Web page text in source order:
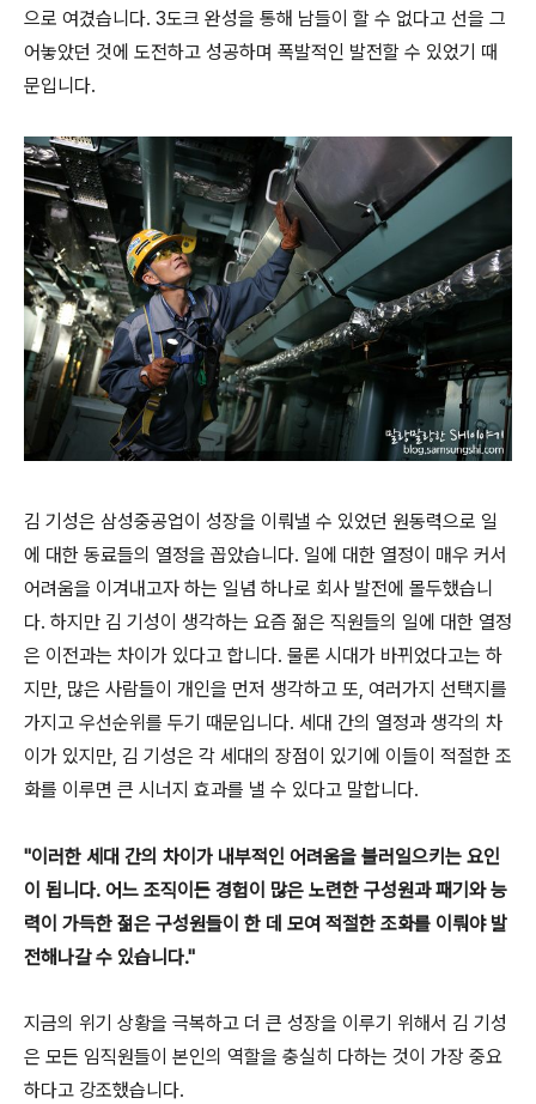
으로 여겼습니다. 3도크 완성을 통해 남들이 할 수 없다고 선을 그
어놓았던 것에 도전하고 성공하며 폭발적인 발전할 수 있었기 때
문입니다.
김 기성은 삼성중공업이 성장을 이뤄낼 수 있었던 원동력으로 일
에 대한 동료들의 열정을 꼽았습니다. 일에 대한 열정이 매우 커서
어려움을 이겨내고자 하는 일념 하나로 회사 발전에 몰두했습니
다. 하지만 김 기성이 생각하는 요즘 젊은 직원들의 일에 대한 열정
은 이전과는 차이가 있다고 합니다. 물론 시대가 바뀌었다고는 하
지만, 많은 사람들이 개인을 먼저 생각하고 또, 여러가지 선택지를
가지고 우선순위를 두기 때문입니다. 세대 간의 열정과 생각의 차
이가 있지만, 김 기성은 각 세대의 장점이 있기에 이들이 적절한 조
화를 이루면 큰 시너지 효과를 낼 수 있다고 말합니다.
"이러한 세대 간의 차이가 내부적인 어려움을 불러일으키는 요인
이 됩니다. 어느 조직이든 경험이 많은 노련한 구성원과 패기와 능
력이 가득한 젊은 구성원들이 한 데 모여 적절한 조화를 이뤄야 발
전해나갈 수 있습니다."
지금의 위기 상황을 극복하고 더 큰 성장을 이루기 위해서 김 기성
은 모든 임직원들이 본인의 역할을 충실히 다하는 것이 가장 중요
하다고 강조했습니다.